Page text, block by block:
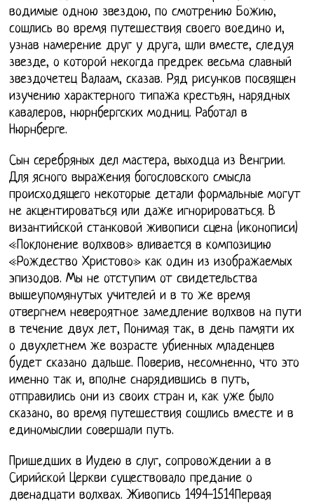
водимые одною звездою, по смотрению Божию,
сошлись во время путешествия своего воедино и,
узнав намерение друг у друга, шли вместе, следуя
звезде, о которой некогда предрек весьма славный
звездочетец Валаам, сказав. Ряд рисунков посвящен
изучению характерного типажа крестьян, нарядных
кавалеров, нюрнбергских модниц. Работал в
Нюрнберге.
Сын серебряных дел мастера, выходца из Венгрии.
Для ясного выражения богословского смысла
происходящего некоторые детали формальные могут
не акцентироваться или даже игнорироваться. В
византийской станковой живописи сцена (иконописи)
«Поклонение волхвов» вливается в композицию
«Рождество Христово» как один из изображаемых
эпизодов. Мы не отступим от свидетельства
вышеупомянутых учителей и в то же время
отвергнем невероятное замедление волхвов на пути
в течение двух лет, Понимая так, в день памяти их
о двухлетнем же возрасте убиенных младенцев
будет сказано дальше. Поверив, несомненно, что это
именно так и, вполне снарядившись в путь,
отправились они из своих стран и, как уже было
сказано, во время путешествия сошлись вместе и в
единомыслии совершали путь.
Пришедших в Иудею в слуг, сопровождении а в
Сирийской Церкви существовало предание о
двенадцати волхвах. Живопись 1494-1514Первая